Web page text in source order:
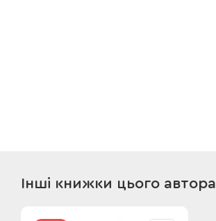
Інші книжки цього автора